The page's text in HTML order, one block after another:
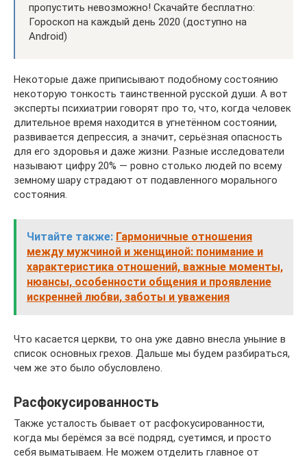
пропустить невозможно! Скачайте бесплатно:
Гороскоп на каждый день 2020 (доступно на
Android)
Некоторые даже приписывают подобному состоянию
некоторую тонкость таинственной русской души. А вот
эксперты психиатрии говорят про то, что, когда человек
длительное время находится в угнетённом состоянии,
развивается депрессия, а значит, серьёзная опасность
для его здоровья и даже жизни. Разные исследователи
называют цифру 20% — ровно столько людей по всему
земному шару страдают от подавленного морального
состояния.
Читайте также: Гармоничные отношения
между мужчиной и женщиной: понимание и
характеристика отношений, важные моменты,
нюансы, особенности общения и проявление
искренней любви, заботы и уважения
Что касается церкви, то она уже давно внесла уныние в
список основных грехов. Дальше мы будем разбираться,
чем же это было обусловлено.
Расфокусированность
Также усталость бывает от расфокусированности,
когда мы берёмся за всё подряд, суетимся, и просто
себя выматываем. Не можем отделить главное от